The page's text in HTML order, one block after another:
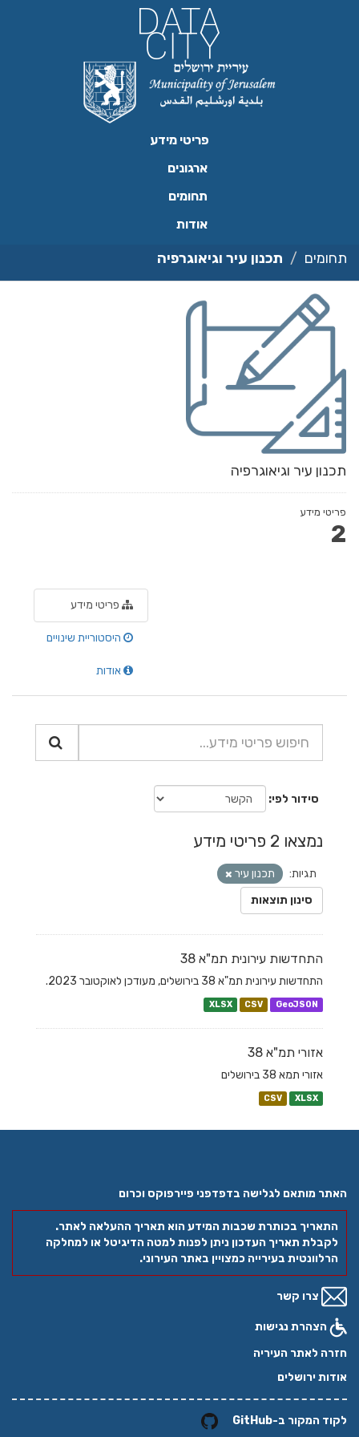
פריטי מידע
ארגונים
תחומים
אודות
תחומים תכנון עיר וגיאוגרפיה
תכנון עיר וגיאוגרפיה
פריטי מידע
2
פריטי מידע
היסטוריית שינויים
אודות
סידור לפי
נמצאו 2 פריטי מידע
תגיות:
תכנון עיר
סינון תוצאות
התחדשות עירונית תמ"א 38
התחדשות עירונית תמ"א 38 בירושלים, מעודכן לאוקטובר 2023.
XLSX CSV GeoJSON
אזורי תמ"א 38
אזורי תמא 38 בירושלים
CSV XLSX
האתר מותאם לגלישה בדפדפני פיירפוקס וכרום
התאריך בכותרת שכבות המידע הוא תאריך ההעלאה לאתר.
לקבלת תאריך העדכון ניתן לפנות למטה הדיגיטל או למחלקה
הרלוונטית בעירייה כמצויין באתר העירוני.
צרו קשר
הצהרת נגישות
חזרה לאתר העיריה
אודות ירושלים
לקוד המקור ב-GitHub